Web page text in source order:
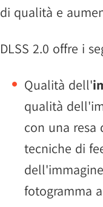
di qualità e
DLSS 2.0 offre i
Qualità dell'
qualità
con una resa
tecniche di
fotogramma